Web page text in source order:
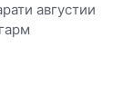
августии